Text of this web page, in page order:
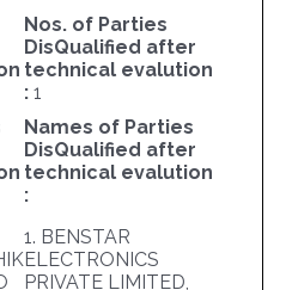
Nos. of Parties
DisQualified after
technical evalution
: 1
Names of Parties
DisQualified after
technical evalution
:
1. BENSTAR
ELECTRONICS
PRIVATE LIMITED,